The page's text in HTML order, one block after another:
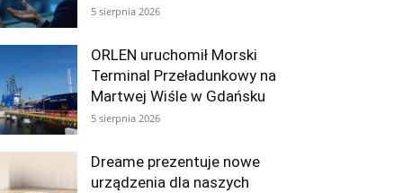
5 sierpnia 2026
ORLEN uruchomił Morski
Terminal Przeładunkowy na
Martwej Wiśle w Gdańsku
5 sierpnia 2026
Dreame prezentuje nowe
urządzenia dla naszych